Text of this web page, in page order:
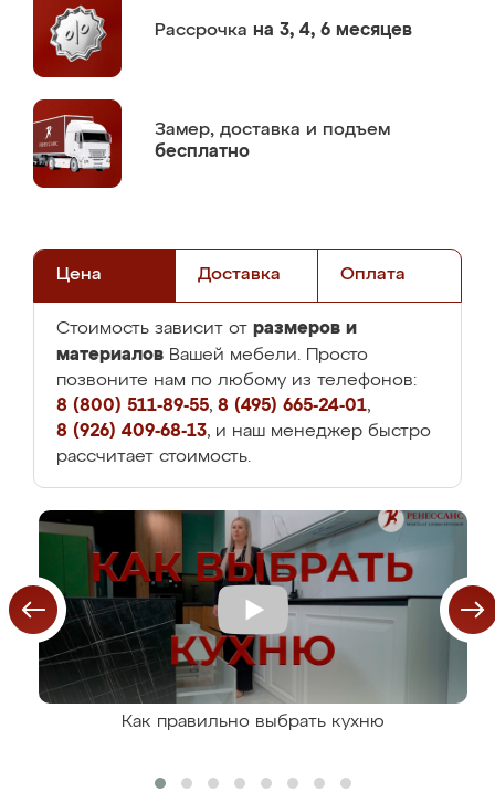
Рассрочка на 3, 4, 6 месяцев
Замер, доставка и подъем
бесплатно
Цена Доставка Оплата
Стоимость зависит от размеров и
материалов Вашей мебели. Просто
позвоните нам по любому из телефонов:
8 (800) 511-89-55, 8 (495) 665-24-01,
8 (926) 409-68-13, и наш менеджер быстро
рассчитает стоимость.
Как правильно выбрать кухню